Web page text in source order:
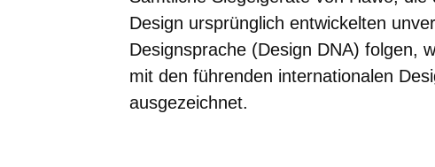
Design ursprünglich entwickelten
Designsprache (Design DNA) folgen,
mit den führenden internationalen
ausgezeichnet.